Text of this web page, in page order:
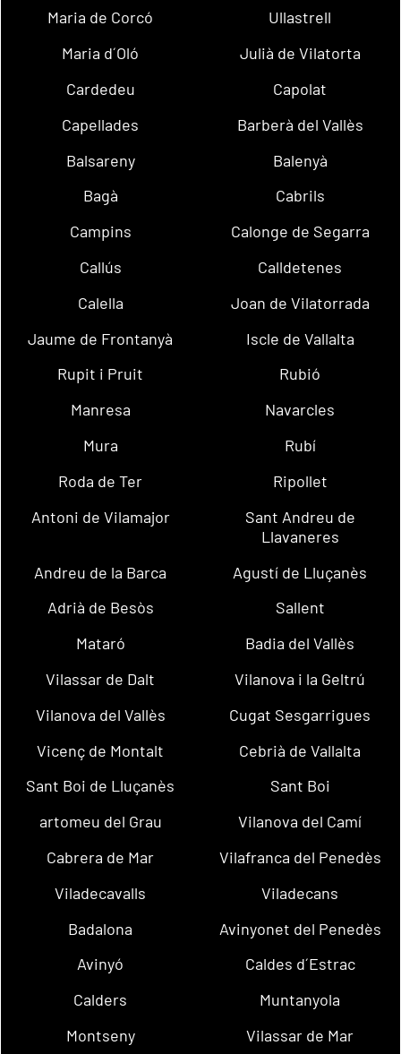
Maria de Corcó
Ullastrell
Maria d´Oló
Julià de Vilatorta
Cardedeu
Capolat
Capellades
Barberà del Vallès
Balsareny
Balenyà
Bagà
Cabrils
Campins
Calonge de Segarra
Callús
Calldetenes
Calella
Joan de Vilatorrada
Jaume de Frontanyà
Iscle de Vallalta
Rupit i Pruit
Rubió
Manresa
Navarcles
Mura
Rubí
Roda de Ter
Ripollet
Antoni de Vilamajor
Sant Andreu de
Llavaneres
Andreu de la Barca
Agustí de Lluçanès
Adrià de Besòs
Sallent
Mataró
Badia del Vallès
Vilassar de Dalt
Vilanova i la Geltrú
Vilanova del Vallès
Cugat Sesgarrigues
Vicenç de Montalt
Cebrià de Vallalta
Sant Boi de Lluçanès
Sant Boi
artomeu del Grau
Vilanova del Camí
Cabrera de Mar
Vilafranca del Penedès
Viladecavalls
Viladecans
Badalona
Avinyonet del Penedès
Avinyó
Caldes d´Estrac
Calders
Muntanyola
Montseny
Vilassar de Mar